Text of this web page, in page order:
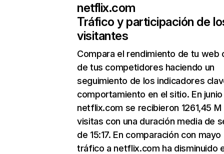
netflix.com
Tráfico y participación de
visitantes
Compara el rendimiento de tu web
de tus competidores haciendo un
seguimiento de los indicadores
comportamiento en el sitio. En junio
netflix.com se recibieron 1261,45 M
visitas con una duración media de
de 15:17. En comparación con mayo
tráfico a netflix.com ha disminuido